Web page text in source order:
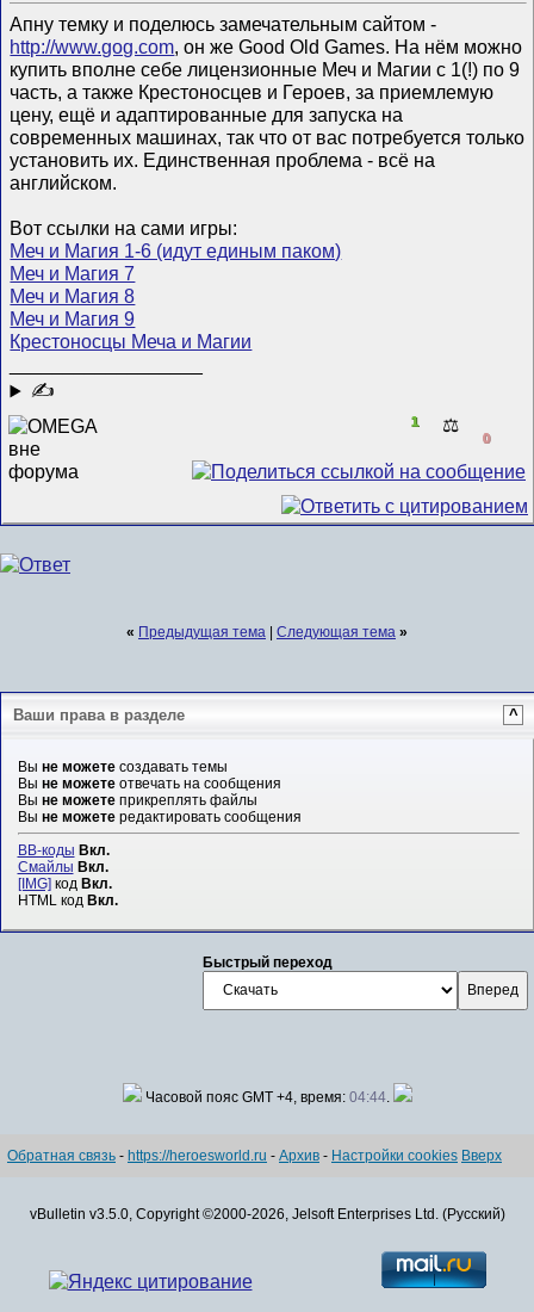
Апну темку и поделюсь замечательным сайтом -
http://www.gog.com, он же Good Old Games. На нём можно
купить вполне себе лицензионные Меч и Магии с 1(!) по 9
часть, а также Крестоносцев и Героев, за приемлемую
цену, ещё и адаптированные для запуска на
современных машинах, так что от вас потребуется только
установить их. Единственная проблема - всё на
английском.
Вот ссылки на сами игры:
Меч и Магия 1-6 (идут единым паком)
Меч и Магия 7
Меч и Магия 8
Меч и Магия 9
Крестоносцы Меча и Магии
✍
1 ⚖️
0
« Предыдущая тема Следующая тема »
Ваши права в разделе ^
Вы не можетесоздавать темы
Вы не можетеотвечать на сообщения
Вы не можетеприкреплять файлы
Вы не можетередактировать сообщения
BB-коды Вкл.
Смайлы Вкл.
[IMG] код Вкл.
HTML код Вкл.
Быстрый переход
Часовой пояс GMT +4, время: 04:44.
Обратная связь - https://heroesworld.ru - Архив - Настройки cookies Вверх
vBulletin v3.5.0, Copyright ©2000-2026, Jelsoft Enterprises Ltd. (Русский)